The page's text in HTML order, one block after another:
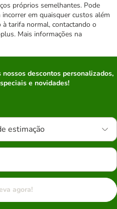
próprios semelhantes. Pode
em quaisquer custos além
tarifa normal, contactando o
Mais informações na
nossos descontos personalizados,
e novidades!
estimação
agora!